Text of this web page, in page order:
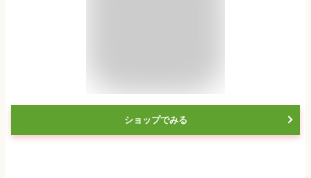
ショップでみる